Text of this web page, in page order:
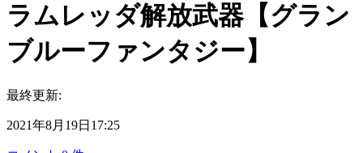
ラムレッダ解放武器【グラン
ブルーファンタジー】
最終更新:
2021年8月19日17:25